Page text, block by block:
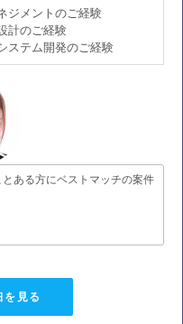
ジメントのご経験
計のご経験
ステム開発のご経験
ある方にベストマッチの案件
見る